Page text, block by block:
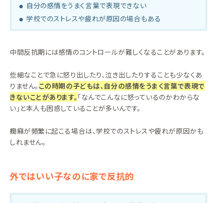
自分の感情をうまく言葉で表現できない
学校でのストレスや疲れが原因の場合もある
中間反抗期には感情のコントロールが難しくなることがあります。
些細なことで急に怒り出したり、泣き出したりすることも少なくあ
りません。 この時期の子どもは、自分の感情をうまく言葉で表現で
きないことがあります。 「なんでこんなに怒っているのかわからな
い」と本人も困惑していることが多いんです。
癇癪が頻繁に起こる場合は、学校でのストレスや疲れが原因かも
しれません。
外ではいい子なのに家で反抗的